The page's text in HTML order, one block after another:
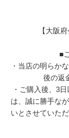
【大阪
■
・当店の明らか
後の返
・ご購入後、3
は、誠に勝手な
いとさせていた